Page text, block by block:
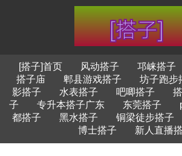
[搭子]首页 风动搭子 邛崃搭子
搭子庙
郫县游戏搭子 坊子跑步
影搭子
水表搭子 吧唧搭子
子
专升本搭子广东 东莞搭子
都搭子
黑水搭子 铜梁徒步搭子
博士搭子
新人直播